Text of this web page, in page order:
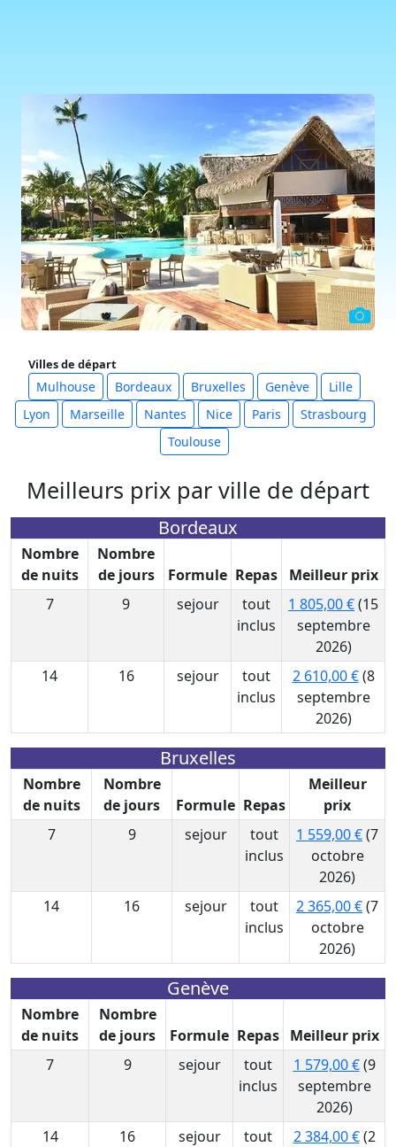
Villes de départ
Mulhouse Bordeaux Bruxelles Genève
Lille
Lyon
Marseille Nantes Nice Paris
Strasbourg
Toulouse
Meilleurs prix par ville de départ
Bordeaux
Nombre
de nuits
Nombre
de jours
Formule Repas
Meilleur prix
7
9 sejour
tout
inclus
1 805,00 €(15
septembre
2026)
14
16 sejour
tout
inclus
2 610,00 €(8
septembre
2026)
Bruxelles
Nombre
de nuits
Nombre
de jours
Formule Repas
Meilleur
prix
7
9 sejour
tout
inclus
1 559,00 €(7
octobre
2026)
14
16 sejour
tout
inclus
2 365,00 €(7
octobre
2026)
Genève
Nombre
de nuits
Nombre
de jours
Formule Repas Meilleur prix
7
9 sejour
tout
inclus
1 579,00 €(9
septembre
2026)
14
16 sejour
tout
2 384,00 €(2